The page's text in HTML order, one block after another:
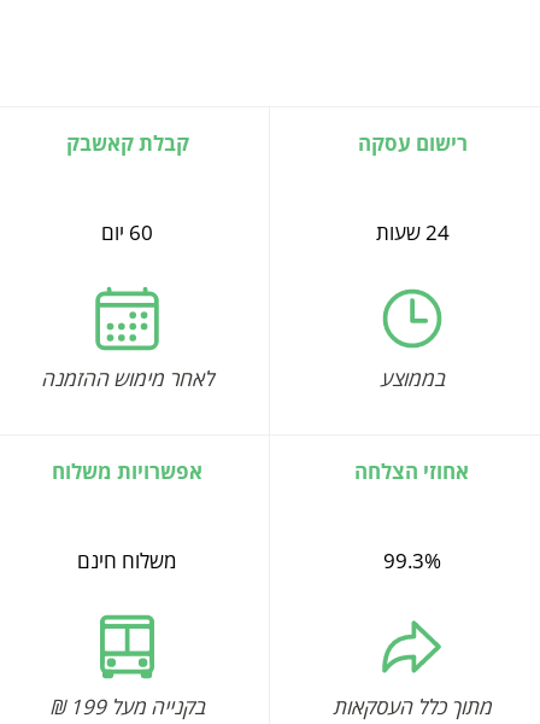
רישום עסקה
24 שעות
בממוצע
קבלת קאשבק
60 יום
לאחר מימוש ההזמנה
אחוזי הצלחה
99.3%
מתוך כלל העסקאות
אפשרויות משלוח
משלוח חינם
בקנייה מעל 199 ₪